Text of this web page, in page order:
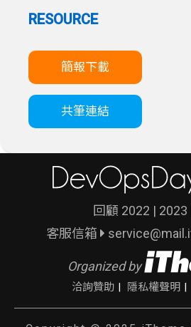
RESOURCE
簡報下載
共筆連結
回顧 2022 | 2023
客服信箱
Organized by
洽詢贊助 隱私權聲明